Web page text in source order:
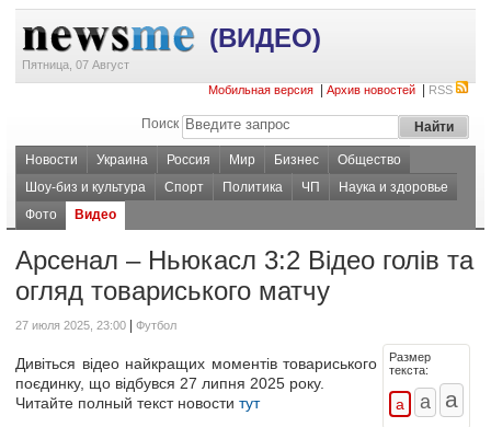
(ВИДЕО)
Пятница, 07 Август
Мобильная версия
Архив новостей RSS
Поиск
Новости Украина Россия Мир Бизнес
Общество
Шоу-биз и культура
Спорт Политика ЧП
Наука и здоровье
Фото
Видео
Арсенал – Ньюкасл 3:2 Відео голів та
огляд товариського матчу
27 июля 2025, 23:00 Футбол
Размер
текста:
Дивіться відео найкращих моментів товариського
поєдинку, що відбувся 27 липня 2025 року.
Читайте полный текст новости тут